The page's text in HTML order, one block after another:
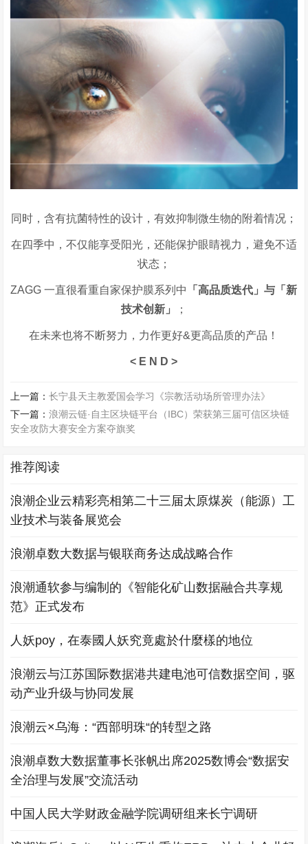
同时，含有抗菌特性的设计，有效抑制微生物的附着情况；
在四季中，不仅能享受阳光，还能保护眼睛视力，避免不适
状态；
ZAGG 一直很看重自家保护膜系列中
「高品质迭代」与「新
技术创新」
；
在未来也将不断努力，力作更好&更高品质的产品！
< E N D >
上一篇：长宁县天主教爱国会学习《宗教活动场所管理办法》
下一篇：浪潮云链·自主区块链平台（IBC）荣获第三届可信区块链
安全攻防大赛安全方案夺旗奖
推荐阅读
浪潮企业云精彩亮相第二十三届太原煤炭（能源）工
业技术与装备展览会
浪潮卓数大数据与银联商务达成战略合作
浪潮通软参与编制的《智能化矿山数据融合共享规
范》正式发布
人妖poy，在泰國人妖究竟處於什麼樣的地位
浪潮云与江苏国际数据港共建电池可信数据空间，驱
动产业升级与协同发展
浪潮云×乌海：“西部明珠“的转型之路
浪潮卓数大数据董事长张帆出席2025数博会“数据安
全治理与发展”交流活动
中国人民大学财政金融学院调研组来长宁调研